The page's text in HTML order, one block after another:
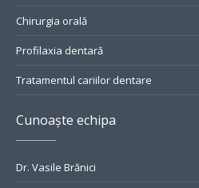
Chirurgia orală
Profilaxia dentară
Tratamentul cariilor dentare
Cunoaște echipa
Dr. Vasile Brănici